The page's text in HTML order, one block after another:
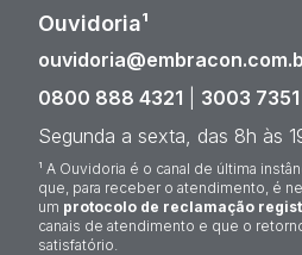
Ouvidoria¹
0800 888 4321
3003 7351
Segunda a sexta, das 8h às
¹ A Ouvidoria é o canal de última
que, para receber o atendimento, é
um protocolo de reclamação
canais de atendimento e que o
satisfatório.